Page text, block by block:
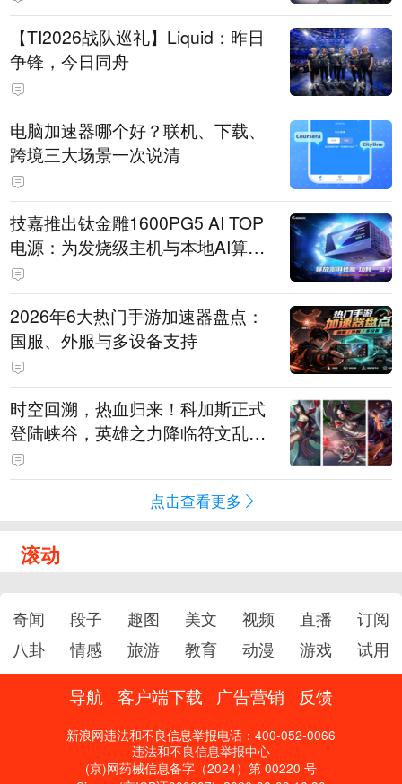
【TI2026战队巡礼】Liquid：昨日
争锋，今日同舟
电脑加速器哪个好？联机、下载、
跨境三大场景一次说清
技嘉推出钛金雕1600PG5 AI TOP
电源：为发烧级主机与本地AI算力
打造旗舰供电方案
2026年6大热门手游加速器盘点：
国服、外服与多设备支持
时空回溯，热血归来！科加斯正式
登陆峡谷，英雄之力降临符文乱
斗！
点击查看更多
滚动
奇闻 段子 趣图 美文 视频 直播
订阅
八卦
情感 旅游 教育 动漫 游戏 试用
导航 客户端下载 广告营销 反馈
新浪网违法和不良信息举报电话：400-052-0066
违法和不良信息举报中心
(京)网药械信息备字（2024）第 00220 号